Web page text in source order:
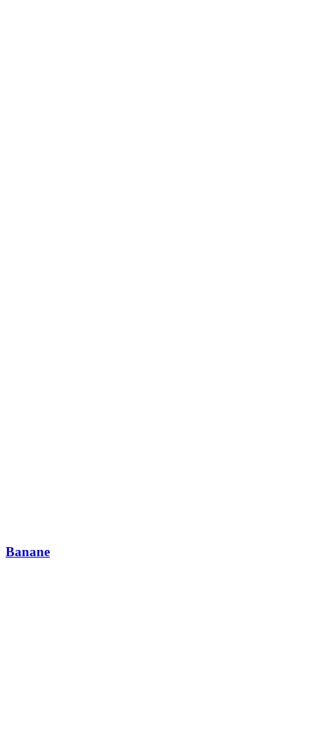
Banane